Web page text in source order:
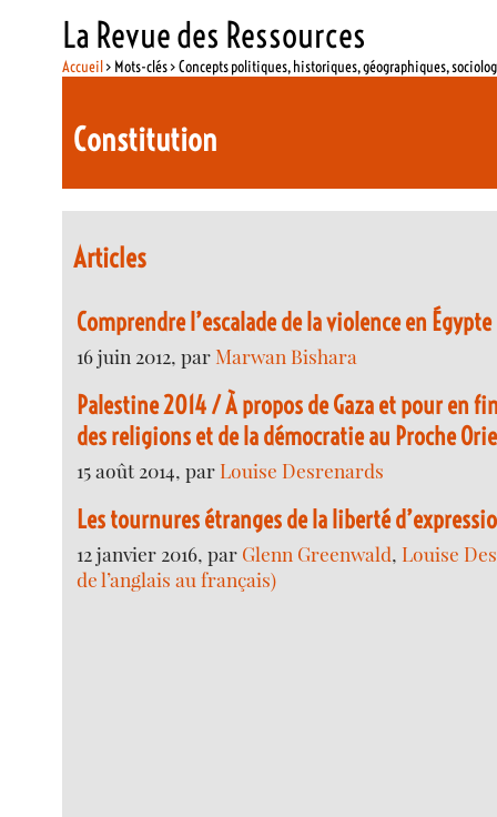
La Revue des Ressources
Accueil> Mots-clés > Concepts politiques, historiques, géographiques,
Constitution
Articles
Comprendre l’escalade de la violence en Égypte
16 juin 2012, parMarwan Bishara
Palestine 2014 / À propos de Gaza et pour en
des religions et de la démocratie au Proche
15 août 2014, parLouise Desrenards
Les tournures étranges de la liberté
12 janvier 2016, par Glenn Greenwald,Louise
de l’anglais au français)